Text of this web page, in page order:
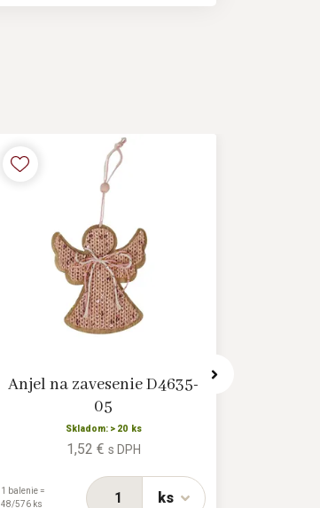
Anjel na zavesenie D4635-
05
Skladom: > 20 ks
1,52 € s DPH
ks
1 balenie =
48/576 ks